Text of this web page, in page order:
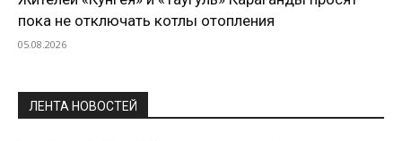
пока не отключать котлы отопления
05.08.2026
ЛЕНТА НОВОСТЕЙ